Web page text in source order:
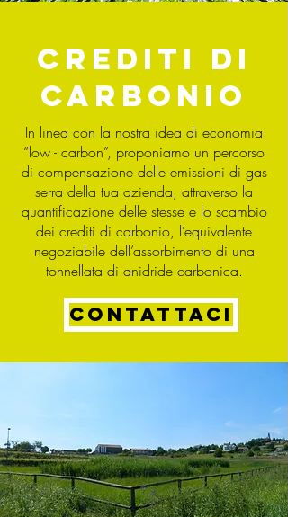
CREDITI DI
CARBONIO
In linea con la nostra idea di economia
“low - carbon”, proponiamo un percorso
di compensazione delle emissioni di gas
serra della tua azienda, attraverso la
quantificazione delle stesse e lo scambio
dei crediti di carbonio, l’equivalente
negoziabile dell’assorbimento di una
tonnellata di anidride carbonica.
CONTATTACI